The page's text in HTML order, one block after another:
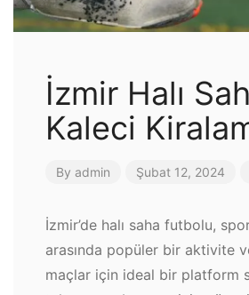
İzmir Halı
Kaleci
By admin Şubat 12, 2024
İzmir’de halı saha futbolu,
arasında popüler bir aktivite
maçlar için ideal bir platform